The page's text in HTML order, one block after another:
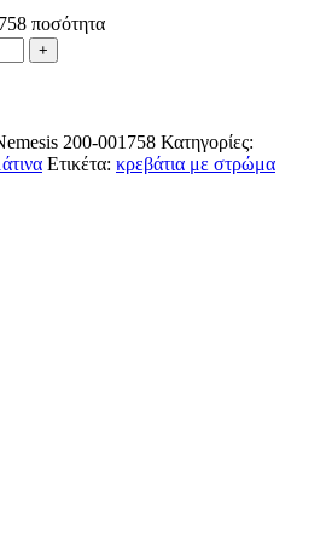
ποσότητα
200-001758 Κατηγορίες:
Ετικέτα: κρεβάτια με στρώμα